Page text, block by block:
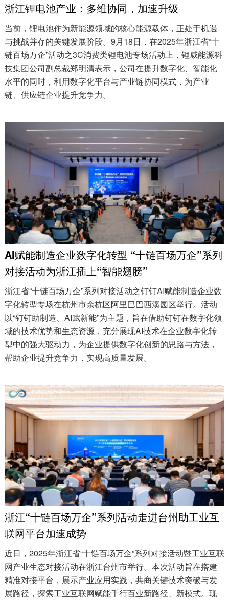
浙江锂电池产业：多维协同，加速升级
当前，锂电池作为新能源领域的核心能源载体，正处于机遇
与挑战并存的关键发展阶段。9月18日，在2025年浙江省“十
链百场万企”活动之3C消费类锂电池专场活动上，锂威能源科
技集团公司副总裁郑明清表示，公司在提升数字化、智能化
水平的同时，利用数字化平台与产业链协同模式，为产业
链、供应链企业提升竞争力。
AI赋能制造企业数字化转型 “十链百场万企”系列
对接活动为浙江插上“智能翅膀”
浙江省“十链百场万企”系列对接活动之钉钉AI赋能制造企业数
字化转型专场在杭州市余杭区阿里巴巴西溪园区举行。活动
以“钉钉助制造、AI赋新能”为主题，旨在借助钉钉在数字化领
域的技术优势和生态资源，充分展现AI技术在企业数字化转
型中的强大驱动力，为企业提供数字化创新的思路与方法，
帮助企业提升竞争力，实现高质量发展。
浙江“十链百场万企”系列活动走进台州助工业互
联网平台加速成势
近日，2025年浙江省“十链百场万企”系列对接活动暨工业互联
网产业生态对接活动在浙江台州市举行。本次活动旨在搭建
精准对接平台，展示产业应用实践，共商关键技术突破与发
展路径，探索工业互联网赋能千行百业新路径、新模式。现